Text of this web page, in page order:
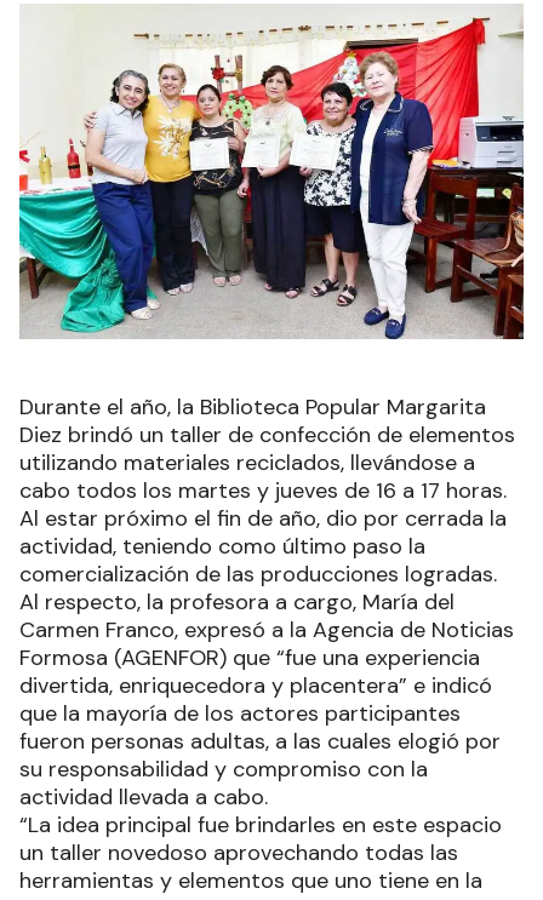
Durante el año, la Biblioteca Popular Margarita
Diez brindó un taller de confección de elementos
utilizando materiales reciclados, llevándose a
cabo todos los martes y jueves de 16 a 17 horas.
Al estar próximo el fin de año, dio por cerrada la
actividad, teniendo como último paso la
comercialización de las producciones logradas.
Al respecto, la profesora a cargo, María del
Carmen Franco, expresó a la Agencia de Noticias
Formosa (AGENFOR) que “fue una experiencia
divertida, enriquecedora y placentera” e indicó
que la mayoría de los actores participantes
fueron personas adultas, a las cuales elogió por
su responsabilidad y compromiso con la
actividad llevada a cabo.
“La idea principal fue brindarles en este espacio
un taller novedoso aprovechando todas las
herramientas y elementos que uno tiene en la